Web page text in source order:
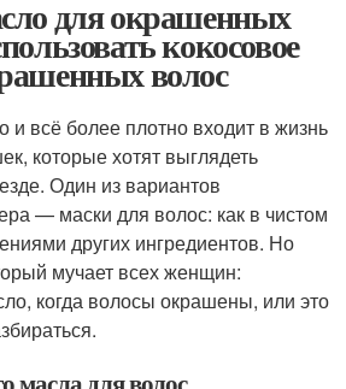
для окрашенных
кокосовое
волос
и всё более плотно входит в жизнь
которые хотят выглядеть
Один из вариантов
— маски для волос: как в чистом
других ингредиентов. Но
мучает всех женщин:
когда волосы окрашены, или это